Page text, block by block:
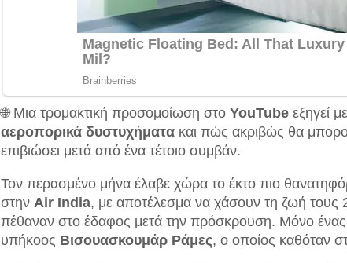
🌐 Μια τρομακτική προσομοίωση στο YouTube εξηγεί
αεροπορικά δυστυχήματα και πώς ακριβώς θα
επιβιώσει μετά από ένα τέτοιο συμβάν.
Τον περασμένο μήνα έλαβε χώρα το έκτο πιο
στην Air India, με αποτέλεσμα να χάσουν τη ζωή τους
πέθαναν στο έδαφος μετά την πρόσκρουση. Μόνο ένας
υπήκοος Βισουασκουμάρ Ράμες, ο οποίος καθόταν